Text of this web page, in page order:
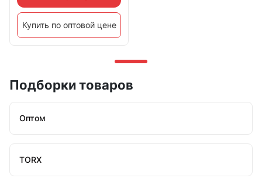
Купить по оптовой цене
Подборки товаров
Оптом
TORX